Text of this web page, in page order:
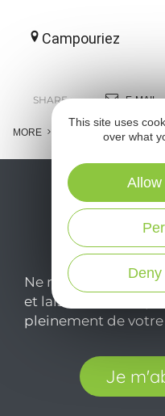
Campouriez
SHARE : E-MAIL
MORE
Ne manquez pas
et laissez-vous
pleinement de votre
Je
This site uses
over what